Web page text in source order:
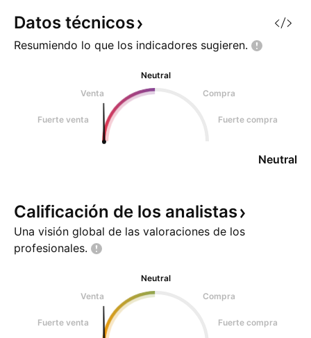
Datos técnicos
Resumiendo lo que los indicadores sugieren.
Neutral
Venta
Compra
Fuerte venta Fuerte compra
Neutral
Calificación de los analistas
Una visión global de las valoraciones de los
profesionales.
Neutral
Venta
Compra
Fuerte venta Fuerte compra